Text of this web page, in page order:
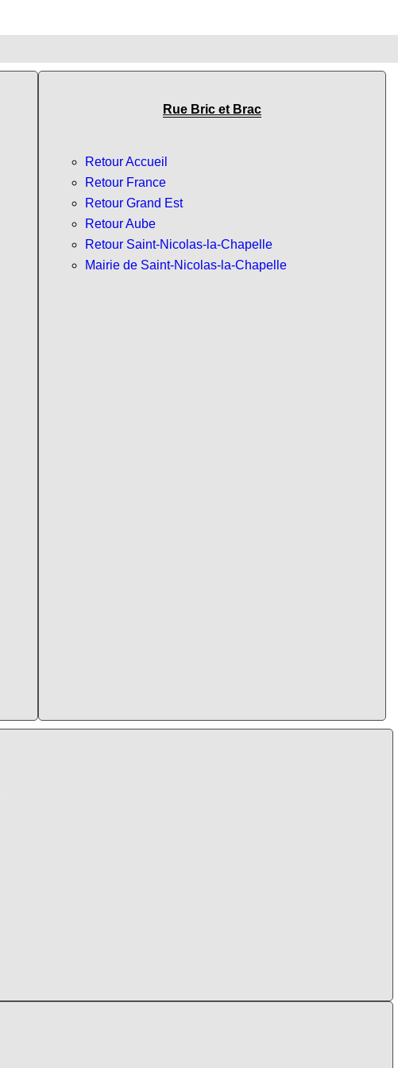
Rue Bric et Brac
Retour Accueil
Retour France
Retour Grand Est
Retour Aube
Retour Saint-Nicolas-la-Chapelle
Mairie de Saint-Nicolas-la-Chapelle